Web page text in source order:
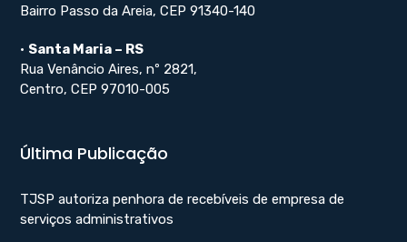
Bairro Passo da Areia, CEP 91340-140
• Santa Maria – RS
Rua Venâncio Aires, nº 2821,
Centro, CEP 97010-005
Última Publicação
TJSP autoriza penhora de recebíveis de empresa de
serviços administrativos